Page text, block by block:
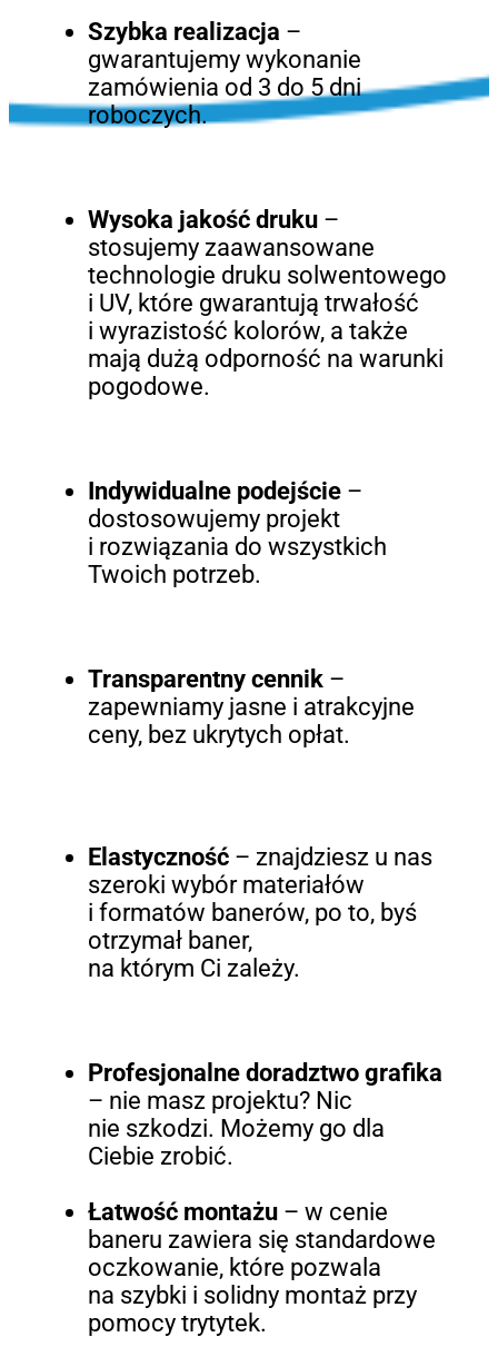
Szybka realizacja –
gwarantujemy wykonanie
zamówienia od 3 do 5 dni
roboczych.
Wysoka jakość druku–
stosujemy zaawansowane
technologie druku solwentowego
i UV, które gwarantują trwałość
i wyrazistość kolorów, a także
mają dużą odporność na warunki
pogodowe.
Indywidualne podejście–
dostosowujemy projekt
i rozwiązania do wszystkich
Twoich potrzeb.
Transparentny cennik–
zapewniamy jasne i atrakcyjne
ceny, bez ukrytych opłat.
Elastyczność– znajdziesz u nas
szeroki wybór materiałów
i formatów banerów, po to, byś
otrzymał baner,
na którym Ci zależy.
Profesjonalne doradztwo grafika
– nie masz projektu? Nic
nie szkodzi. Możemy go dla
Ciebie zrobić.
Łatwość montażu – w cenie
baneru zawiera się standardowe
oczkowanie, które pozwala
na szybki i solidny montaż przy
pomocy trytytek.